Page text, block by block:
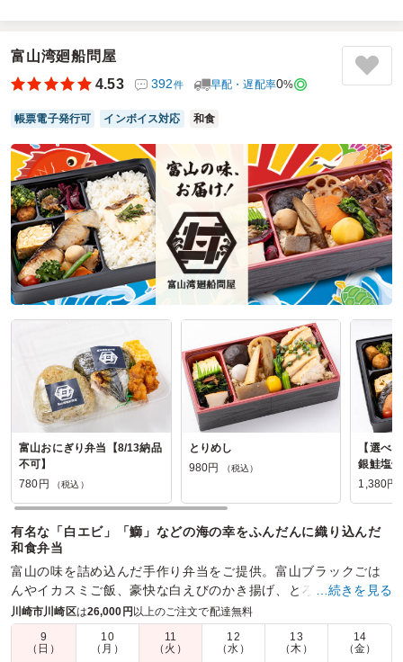
いただきありがとうございました。
ご利用シーン：会議・セミナー ›勉強会
千葉県市原市五井2026/06/18
炭焼日本鰻川三郎の口コミをもっと見る
富山湾廻船問屋
4.53
392件 早配・遅配率0%
帳票電子発行可 インボイス対応 和食
富山おにぎり弁当【8/13納品
不可】
780円
（税込）
とりめし
980円
（税込）
【選べ
銀鮭塩
1,380円
有名な「白エビ」「鰤」などの海の幸をふんだんに織り込んだ
和食弁当
富山の味を詰め込んだ手作り弁当をご提供。富山ブラックごは
んやイカスミご飯、豪快な白えびのかき揚げ、とろろ昆布ご飯
など、地元出身の店主が腕によりをかけたご飯とおかず
商品数： 締切日時： 1日前15:00 価格帯：
340円～1,630円
配達時間：
4:00～18:00
…続きを見る
川崎市川崎区は26,000円以上のご注文で配達無料
9
（日）
10
（月）
11
（火）
12
（水）
13
（木）
14
（金）